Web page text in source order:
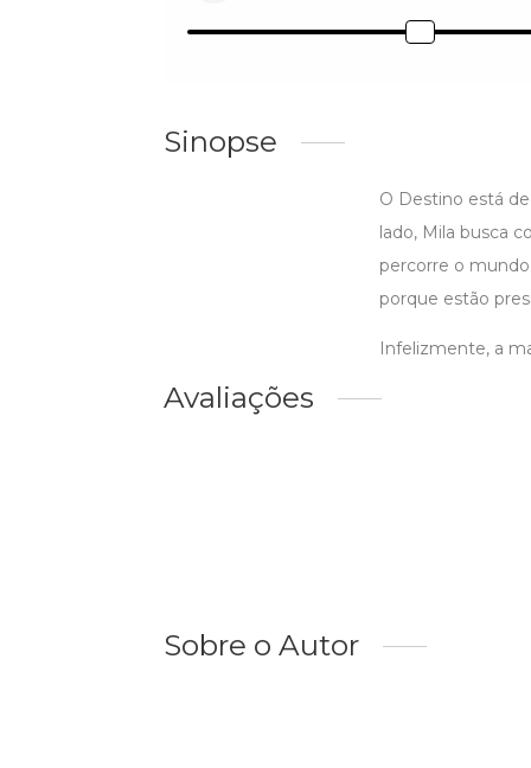
Sinopse
O Destino está
lado, Mila busca
percorre o
porque estão
Infelizmente, a
Avaliações
Sobre o Autor